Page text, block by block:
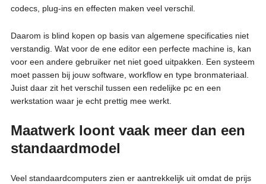
codecs, plug-ins en effecten maken veel verschil.
Daarom is blind kopen op basis van algemene specificaties niet
verstandig. Wat voor de ene editor een perfecte machine is, kan
voor een andere gebruiker net niet goed uitpakken. Een systeem
moet passen bij jouw software, workflow en type bronmateriaal.
Juist daar zit het verschil tussen een redelijke pc en een
werkstation waar je echt prettig mee werkt.
Maatwerk loont vaak meer dan een
standaardmodel
Veel standaardcomputers zien er aantrekkelijk uit omdat de prijs